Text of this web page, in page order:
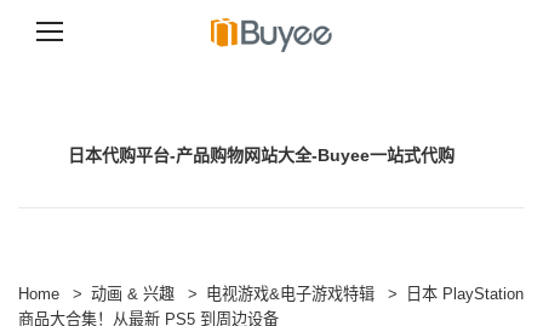
日本代购平台-产品购物网站大全-Buyee一站式代购
Home > 动画 & 兴趣 > 电视游戏&电子游戏特辑 >
日本 PlayStation
商品大合集！从最新 PS5 到周边设备